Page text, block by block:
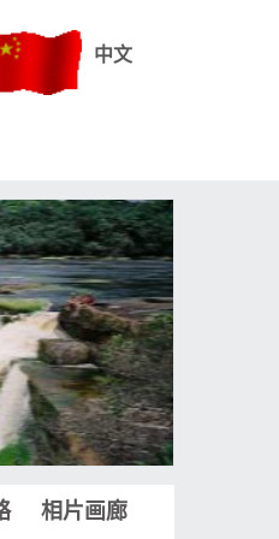
中文
相片画廊